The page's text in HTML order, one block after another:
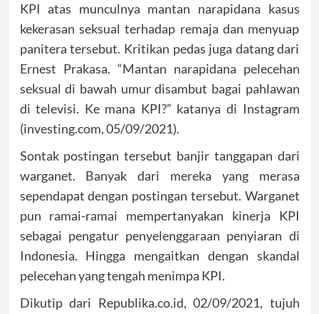
KPI atas munculnya mantan narapidana kasus
kekerasan seksual terhadap remaja dan menyuap
panitera tersebut. Kritikan pedas juga datang dari
Ernest Prakasa. “Mantan narapidana pelecehan
seksual di bawah umur disambut bagai pahlawan
di televisi. Ke mana KPI?” katanya di Instagram
(investing.com, 05/09/2021).
Sontak postingan tersebut banjir tanggapan dari
warganet. Banyak dari mereka yang merasa
sependapat dengan postingan tersebut. Warganet
pun ramai-ramai mempertanyakan kinerja KPI
sebagai pengatur penyelenggaraan penyiaran di
Indonesia. Hingga mengaitkan dengan skandal
pelecehan yang tengah menimpa KPI.
Dikutip dari Republika.co.id, 02/09/2021, tujuh